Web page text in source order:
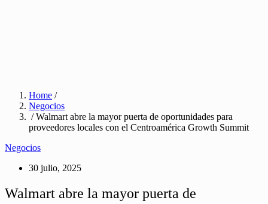
Home /
Negocios
/ Walmart abre la mayor puerta de oportunidades para
proveedores locales con el Centroamérica Growth Summit
Negocios
30 julio, 2025
Walmart abre la mayor puerta de